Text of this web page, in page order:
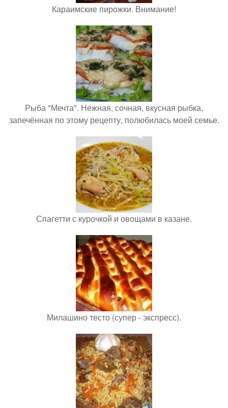
Караимские пирожки. Внимание!
Рыба "Мечта". Нежная, сочная, вкусная рыбка,
запечённая по этому рецепту, полюбилась моей семье.
Спагетти с курочкой и овощами в казане.
Милашино тесто (супер - экспресс).